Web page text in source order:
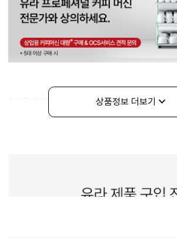
* 상품 판매가는 기본설치 (물통) 기준 금액이며, 직
상품정보 더보기